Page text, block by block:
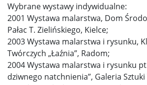
Wybrane wystawy indywidualne:
2001 Wystawa malarstwa, Dom
Pałac T. Zielińskiego, Kielce;
2003 Wystawa malarstwa i rysunku,
Twórczych „Łaźnia”, Radom;
2004 Wystawa malarstwa i rysunku
dziwnego natchnienia”, Galeria Sztuki